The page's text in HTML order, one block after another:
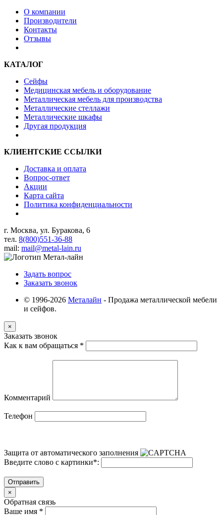
О компании
Производители
Контакты
Отзывы
КАТАЛОГ
Сейфы
Медицинская мебель и оборудование
Металлическая мебель для производства
Металлические стеллажи
Металлические шкафы
Другая продукция
КЛИЕНТСКИЕ ССЫЛКИ
Доставка и оплата
Вопрос-ответ
Акции
Карта сайта
Политика конфиденциальности
г. Москва, ул. Буракова, 6
тел. 8(800)551-36-88
mail: mail@metal-lain.ru
Задать вопрос
Заказать звонок
© 1996-2026 Металайн - Продажа металлической мебели
и сейфов.
×
Заказать звонок
Как к вам обращаться *
Комментарий
Телефон
Защита от автоматического заполнения
Введите слово с картинки*:
Отправить
×
Обратная связь
Ваше имя *